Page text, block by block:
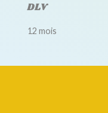
DLV
12 mois